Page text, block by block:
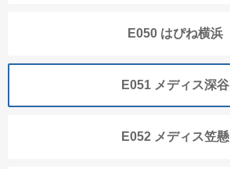
E050 はぴね横浜
E051 メディス深谷
E052 メディス笠懸